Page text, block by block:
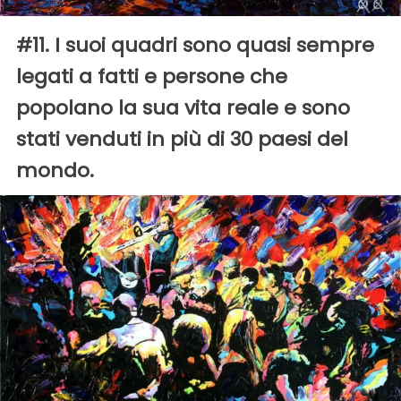
#11. I suoi quadri sono quasi sempre
legati a fatti e persone che
popolano la sua vita reale e sono
stati venduti in più di 30 paesi del
mondo.